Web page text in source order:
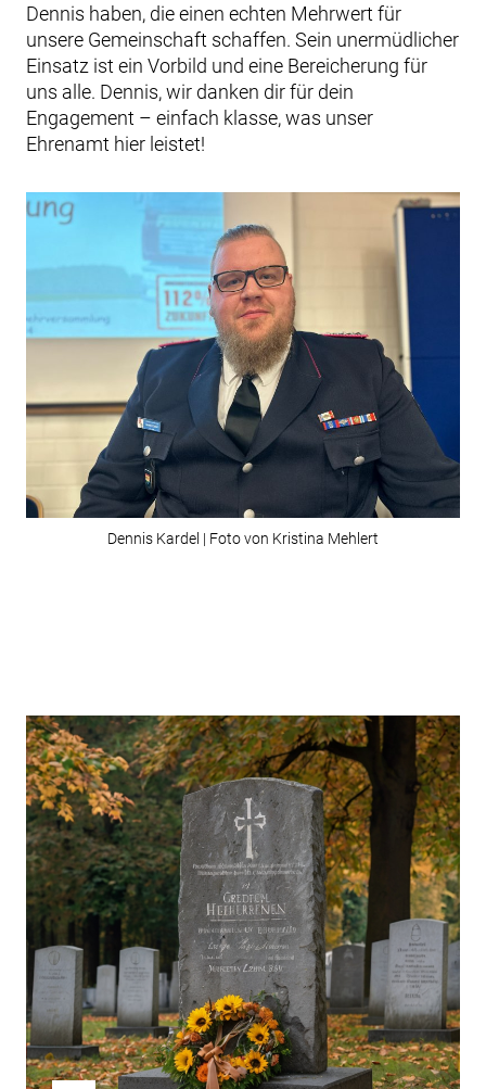
Dennis haben, die einen echten Mehrwert für
unsere Gemeinschaft schaffen. Sein unermüdlicher
Einsatz ist ein Vorbild und eine Bereicherung für
uns alle. Dennis, wir danken dir für dein
Engagement – einfach klasse, was unser
Ehrenamt hier leistet!
Dennis Kardel | Foto von Kristina Mehlert